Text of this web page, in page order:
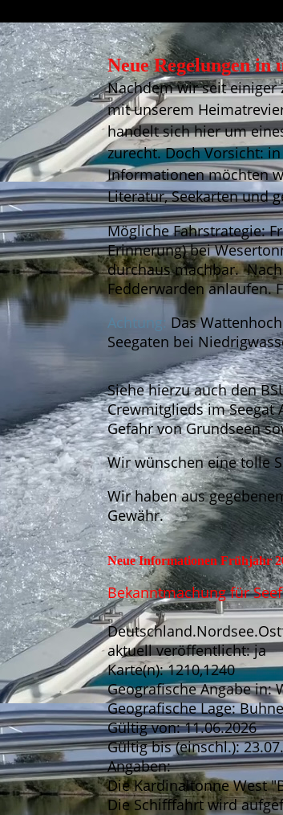
Neue Regelungen
Nachdem wir seit einiger
mit unserem
handelt sich hier um
zurecht. Doch Vorsicht:
Informationen möchten
Literatur, Seekarten und
Mögliche Fahrstrategie:
Erinnerung) bei
durchaus machbar.
Fedderwarden anlaufen.
Achtung: Das
Seegaten bei
Siehe hierzu auch den
Crewmitglieds im Seegat
Gefahr von Grundseen
Wir wünschen eine tolle
Wir haben aus
Gewähr.
Neue Informationen Frühjahr
Bekanntmachung für
aktuell veröffentlicht: ja
Karte(n): 1210,1240
Geografische Angabe in:
Geografische Lage:
Gültig von: 11.06.2026
Gültig bis (einschl.):
Angaben:
Die Kardinaltonne West
Die Schifffahrt wird